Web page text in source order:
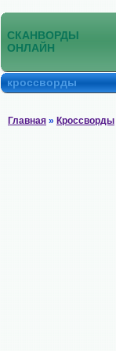
СКАНВОРДЫ
ОНЛАЙН
кроссворды
Главная » Кроссворды